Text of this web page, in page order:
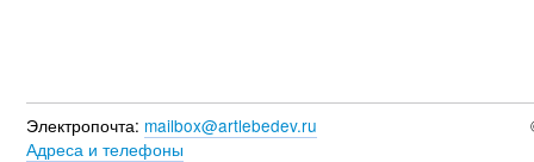
Электропочта: mailbox@artlebedev.ru
Адреса и телефоны